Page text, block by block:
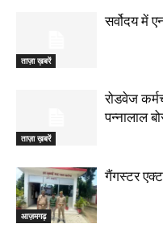
ताज़ा ख़बरें
सर्वोदय में
ताज़ा ख़बरें
रोडवेज
पन्नालाल
आज़मगढ़
गैंगस्टर